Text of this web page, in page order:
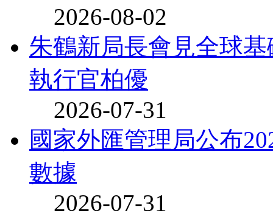
2026-08-02
朱鶴新局長會見全球
執行官柏優
2026-07-31
國家外匯管理局公布
數據
2026-07-31